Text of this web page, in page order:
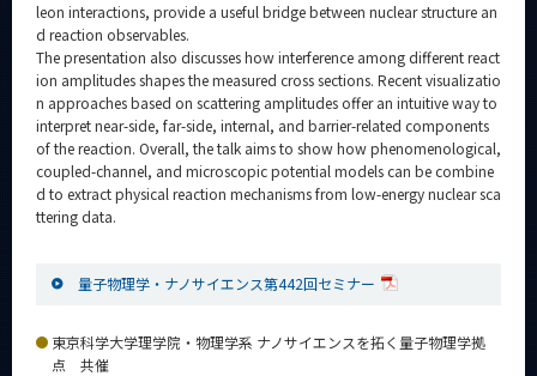
leon interactions, provide a useful bridge between nuclear structure an
d reaction observables.
The presentation also discusses how interference among different react
ion amplitudes shapes the measured cross sections. Recent visualizatio
n approaches based on scattering amplitudes offer an intuitive way to
interpret near-side, far-side, internal, and barrier-related components
of the reaction. Overall, the talk aims to show how phenomenological,
coupled-channel, and microscopic potential models can be combine
d to extract physical reaction mechanisms from low-energy nuclear sca
ttering data.
量子物理学・ナノサイエンス第442回セミナー
東京科学大学理学院・物理学系 ナノサイエンスを拓く量子物理学拠
点 共催